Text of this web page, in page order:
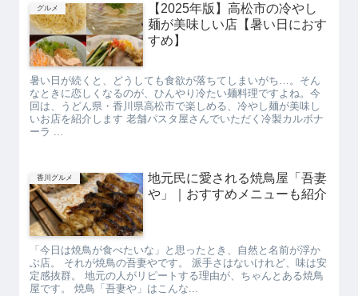
グルメ
【2025年版】高松市の冷やし
麺が美味しい店【暑い日におす
すめ】
暑い日が続くと、どうしても食欲が落ちてしまいがち…。そん
なときに恋しくなるのが、ひんやり冷たい麺料理ですよね。今
回は、うどん県・香川県高松市で楽しめる、冷やし麺が美味し
いお店を紹介します 老舗パスタ屋さんでいただく冷製カルボナ
ーラ ...
香川グルメ
地元民に愛される焼鳥屋「吾妻
や」｜おすすめメニューも紹介
「今日は焼鳥が食べたいな」と思ったとき、自然と名前が浮か
ぶ店。 それが焼鳥の吾妻やです。 派手さはないけれど、味は安
定感抜群。 地元の人がリピートする理由が、ちゃんとある焼鳥
屋です。 焼鳥「吾妻や」はこんな...